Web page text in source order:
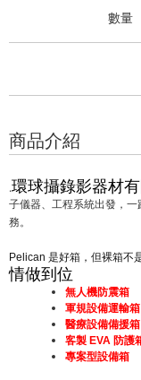
數量
商品介紹
.環球攝錄影器材
子儀器、工程系統出發，
務。
Pelican 是好箱，但裸箱不
情做到位
無人機防震箱
軍規設備運輸箱
醫療設備備援箱
客製 EVA 防護
專案型設備箱